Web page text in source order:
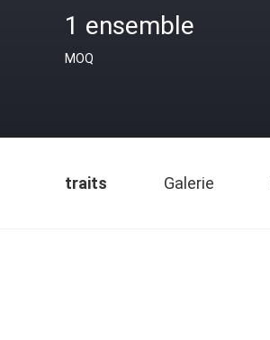
1 ensemble
MOQ
traits Galerie